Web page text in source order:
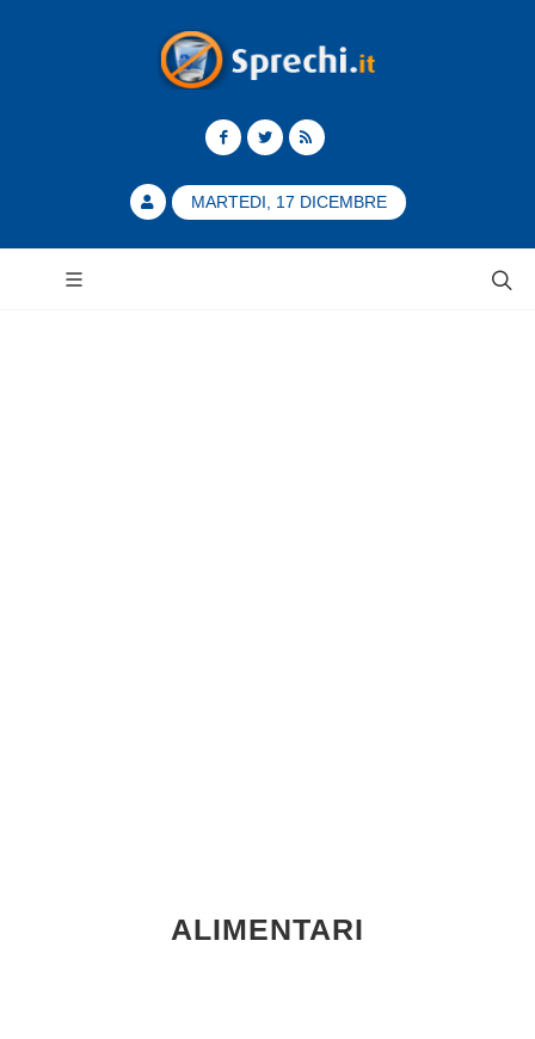
MARTEDI, 17 DICEMBRE
ALIMENTARI